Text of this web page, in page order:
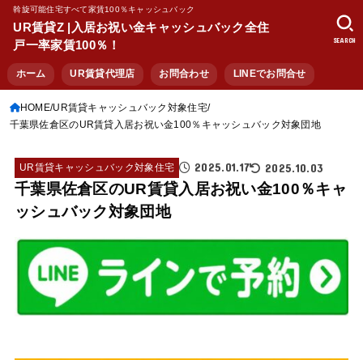
斡旋可能住宅すべて家賃100％キャッシュバック
UR賃貸Z |入居お祝い金キャッシュバック全住
戸一率家賃100％！
ホーム UR賃貸代理店 お問合わせ LINEでお問合せ
SEARCH
HOME UR賃貸キャッシュバック対象住宅
千葉県佐倉区のUR賃貸入居お祝い金100％キャッシュバック対象団地
UR賃貸キャッシュバック対象住宅 2025.01.17 2025.10.03
千葉県佐倉区のUR賃貸入居お祝い金100％キャ
ッシュバック対象団地